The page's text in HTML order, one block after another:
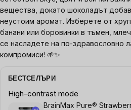
вещества, докато шоколадът
неустоим аромат. Изберете от
банани или боровинки в тъмен,
се насладете на по-здравословно
компромиси! 🌱✨
БЕСТСЕЛЪРИ
High-contrast mode
BrainMax Pure®